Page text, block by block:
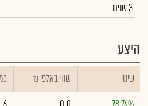
3 שנים
היצע
שינוי ₪ שווי באלפי